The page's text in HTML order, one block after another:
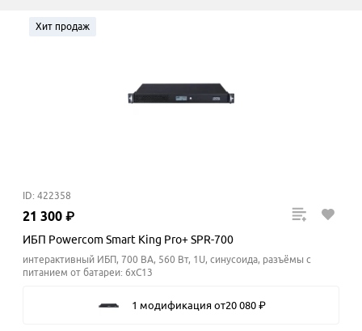
Хит продаж
ID: 422358
21 300 ₽
ИБП Powercom Smart King Pro+ SPR-700
интерактивный ИБП, 700 ВА, 560 Вт, 1U, синусоида, разъёмы с
питанием от батареи: 6xC13
1 модификация от20 080 ₽